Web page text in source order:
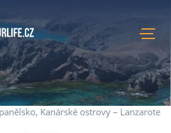
Úvod
Aktuální kurzy
LokaceKanárské ostrovy – Lanzarote